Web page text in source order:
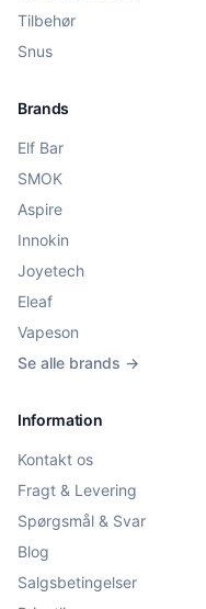
Tilbehør
Snus
Brands
Elf Bar
SMOK
Aspire
Innokin
Joyetech
Eleaf
Vapeson
Se alle brands →
Information
Kontakt os
Fragt & Levering
Spørgsmål & Svar
Blog
Salgsbetingelser